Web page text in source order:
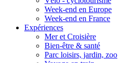
Week-end en Europe
Week-end en France
Expériences
Mer et Croisière
Bien-être & santé
Parc loisirs, jardin, zoo